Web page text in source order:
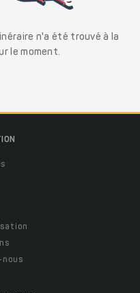
n'a été trouvé à la
le moment.